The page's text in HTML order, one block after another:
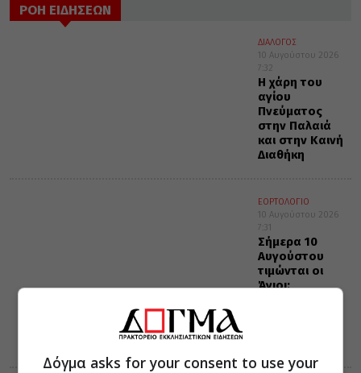
ΡΟΗ ΕΙΔΗΣΕΩΝ
ΔΙΑΛΟΓΟΣ
10 Αυγούστου 2026
7:32
Η χάρη του
αγίου
Πνεύματος
στην Παλαιά
και στην Καινή
Διαθήκη
ΕΟΡΤΟΛΟΓΙΟ
10 Αυγούστου 2026
7:31
Σήμερα 10
Αυγούστου
τιμώνται οι
Άγιοι:
Δόγμα asks for your consent to use your